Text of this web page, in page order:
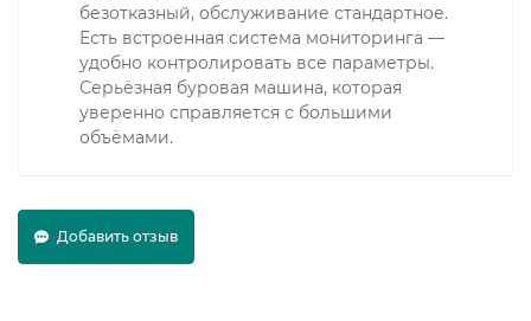
безотказный, обслуживание стандартное.
Есть встроенная система мониторинга —
удобно контролировать все параметры.
Серьёзная буровая машина, которая
уверенно справляется с большими
объёмами.
Добавить отзыв